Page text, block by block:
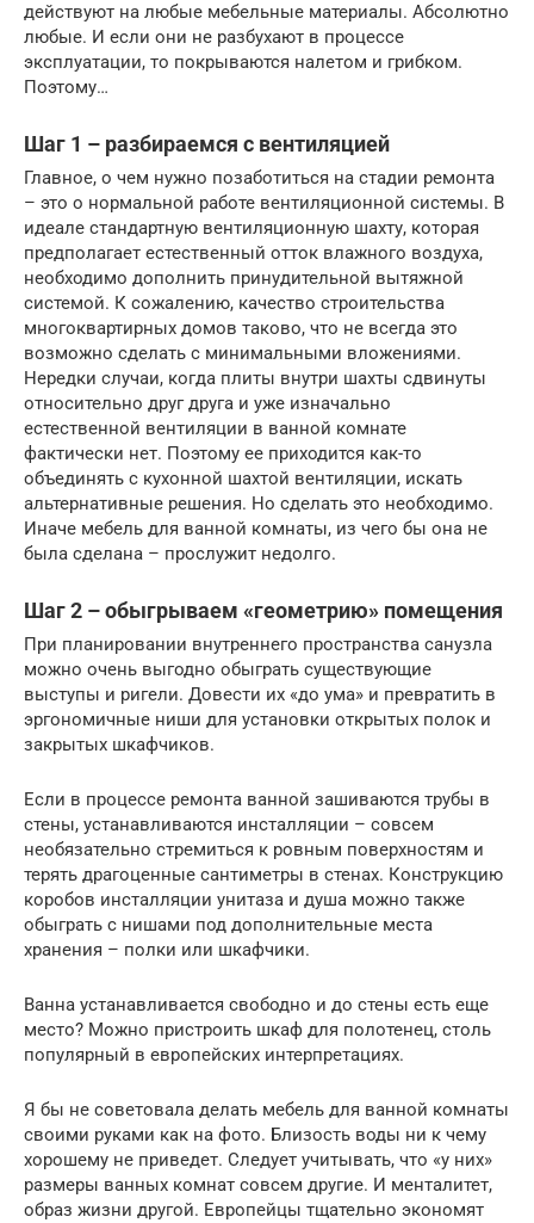
действуют на любые мебельные материалы. Абсолютно
любые. И если они не разбухают в процессе
эксплуатации, то покрываются налетом и грибком.
Поэтому…
Шаг 1 – разбираемся с вентиляцией
Главное, о чем нужно позаботиться на стадии ремонта
– это о нормальной работе вентиляционной системы. В
идеале стандартную вентиляционную шахту, которая
предполагает естественный отток влажного воздуха,
необходимо дополнить принудительной вытяжной
системой. К сожалению, качество строительства
многоквартирных домов таково, что не всегда это
возможно сделать с минимальными вложениями.
Нередки случаи, когда плиты внутри шахты сдвинуты
относительно друг друга и уже изначально
естественной вентиляции в ванной комнате
фактически нет. Поэтому ее приходится как-то
объединять с кухонной шахтой вентиляции, искать
альтернативные решения. Но сделать это необходимо.
Иначе мебель для ванной комнаты, из чего бы она не
была сделана – прослужит недолго.
Шаг 2 – обыгрываем «геометрию» помещения
При планировании внутреннего пространства санузла
можно очень выгодно обыграть существующие
выступы и ригели. Довести их «до ума» и превратить в
эргономичные ниши для установки открытых полок и
закрытых шкафчиков.
Если в процессе ремонта ванной зашиваются трубы в
стены, устанавливаются инсталляции – совсем
необязательно стремиться к ровным поверхностям и
терять драгоценные сантиметры в стенах. Конструкцию
коробов инсталляции унитаза и душа можно также
обыграть с нишами под дополнительные места
хранения – полки или шкафчики.
Ванна устанавливается свободно и до стены есть еще
место? Можно пристроить шкаф для полотенец, столь
популярный в европейских интерпретациях.
Я бы не советовала делать мебель для ванной комнаты
своими руками как на фото. Близость воды ни к чему
хорошему не приведет. Следует учитывать, что «у них»
размеры ванных комнат совсем другие. И менталитет,
образ жизни другой. Европейцы тщательно экономят